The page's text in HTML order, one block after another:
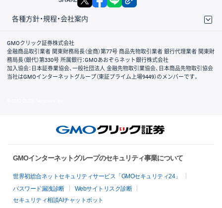
各種方針・規程・会社案内
取引規程・約款
サイトマップ
その他のご案内
個人情報保護方針
最良執行方針
サイトのご利用について
ディスクレイマー
信託保全
リスク説明
会社案内
GMOクリック証券株式会社
金融商品取引業者 関東財務局長（金商）第77号 商品先物取引業者 銀行代理業者 関東財
務局長（銀代）第330号 所属銀行：GMOあおぞらネット銀行株式会社
加入協会：日本証券業協会、一般社団法人 金融先物取引業協会、日本商品先物取引協会
当社はGMOインターネットグループ（東証プライム上場9449）のメンバーです。
GMOインターネットグループのセキュリティ事業について
世界初総合ネットセキュリティサービス「GMOセキュリティ24」
パスワード漏洩診断
Webサイトリスク診断
セキュリティ相談AIチャットボット